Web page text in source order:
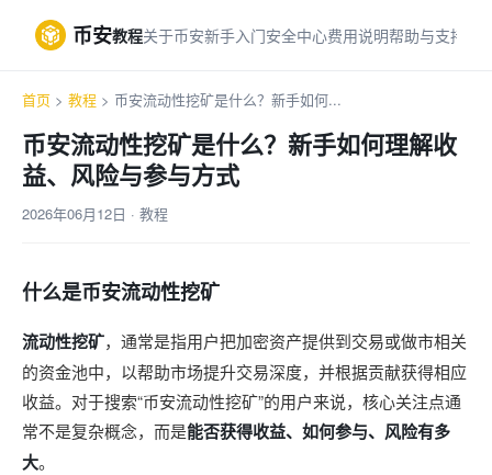
币安教程关于币安新手入门安全中心费用说明帮助与支持
首页 > 教程 > 币安流动性挖矿是什么？新手如何...
币安流动性挖矿是什么？新手如何理解收
益、风险与参与方式
2026年06月12日 · 教程
什么是币安流动性挖矿
流动性挖矿，通常是指用户把加密资产提供到交易或做市相关
的资金池中，以帮助市场提升交易深度，并根据贡献获得相应
收益。对于搜索“币安流动性挖矿”的用户来说，核心关注点通
常不是复杂概念，而是能否获得收益、如何参与、风险有多
大。